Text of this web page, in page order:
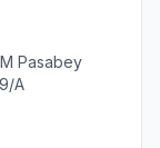
Pasabey
A